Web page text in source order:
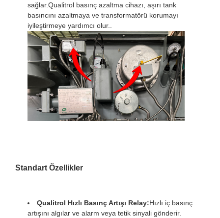
sağlar.Qualitrol basınç azaltma cihazı, aşırı tank
basıncını azaltmaya ve transformatörü korumayı
iyileştirmeye yardımcı olur..
Standart Özellikler
Qualitrol Hızlı Basınç Artışı Relay:Hızlı iç basınç
artışını algılar ve alarm veya tetik sinyali gönderir.